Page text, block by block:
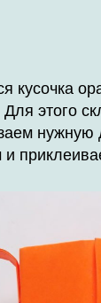
кусочка
этого
и